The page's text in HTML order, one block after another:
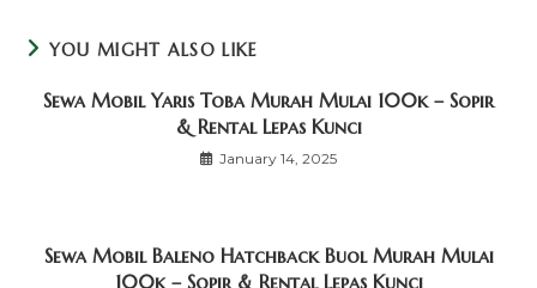
YOU MIGHT ALSO LIKE
Sewa Mobil Yaris Toba Murah Mulai 100k – Sopir
& Rental Lepas Kunci
January 14, 2025
Sewa Mobil Baleno Hatchback Buol Murah Mulai
100k – Sopir & Rental Lepas Kunci